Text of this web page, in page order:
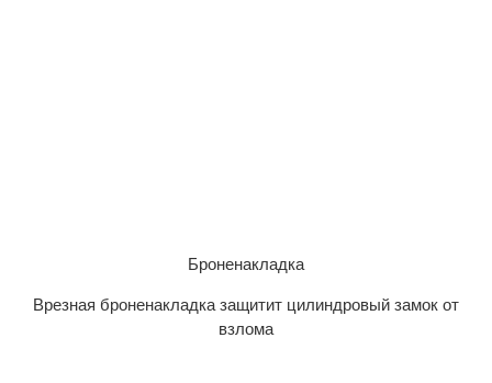
Броненакладка
Врезная броненакладка защитит цилиндровый замок от
взлома